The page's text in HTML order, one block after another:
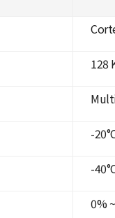
128
-
-
0%